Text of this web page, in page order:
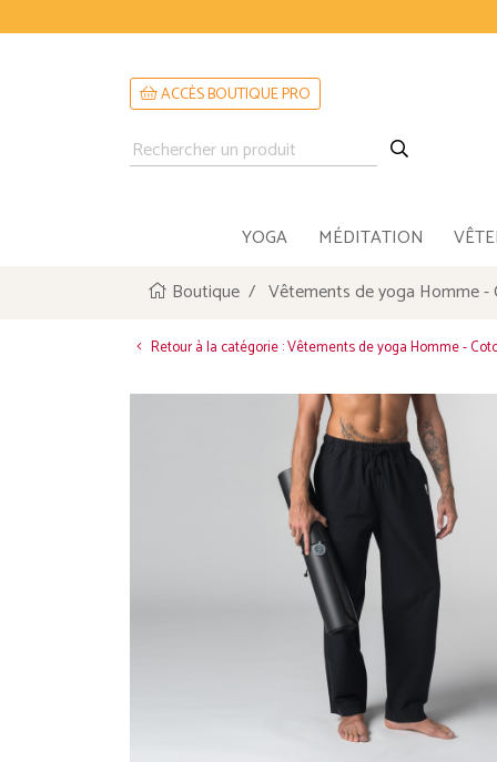
ACCÈS BOUTIQUE PRO
YOGA MÉDITATION
Boutique Vêtements de yoga Homme -
Retour à la catégorie : Vêtements de yoga Homme -